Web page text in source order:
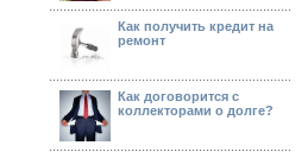
Как получить кредит на
ремонт
Как договорится с
коллекторами о долге?